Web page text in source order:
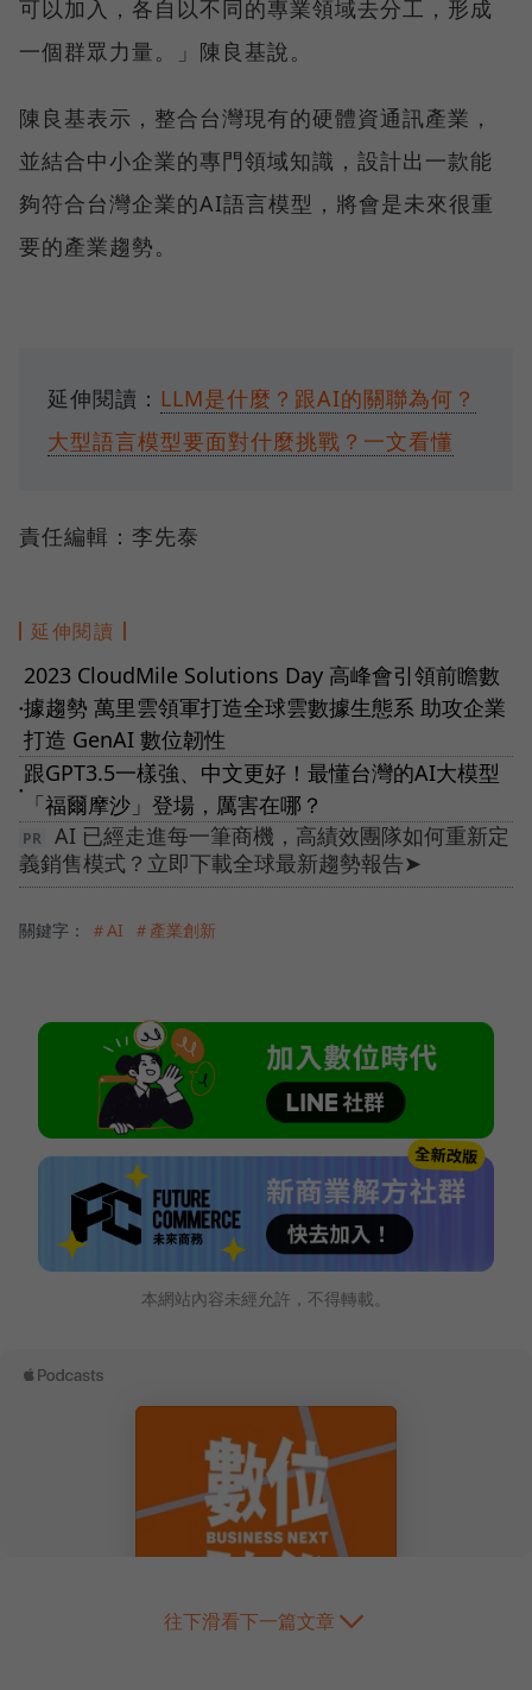
可以加入，各自以不同的專業領域去分工，形成
一個群眾力量。」陳良基說。
陳良基表示，整合台灣現有的硬體資通訊產業，
並結合中小企業的專門領域知識，設計出一款能
夠符合台灣企業的AI語言模型，將會是未來很重
要的產業趨勢。
延伸閱讀： LLM是什麼？跟AI的關聯為何？
大型語言模型要面對什麼挑戰？一文看懂
責任編輯：李先泰
延伸閱讀
●
2023 CloudMile Solutions Day 高峰會引領前瞻數
據趨勢 萬里雲領軍打造全球雲數據生態系 助攻企業
打造 GenAI 數位韌性
●
跟GPT3.5一樣強、中文更好！最懂台灣的AI大模型
「福爾摩沙」登場，厲害在哪？
AI 已經走進每一筆商機，高績效團隊如何重新定
義銷售模式？立即下載全球最新趨勢報告➤
關鍵字： ＃AI ＃產業創新
本網站內容未經允許，不得轉載。
往下滑看下一篇文章